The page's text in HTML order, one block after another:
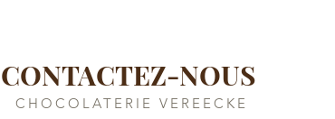
CONTACTEZ-NOUS
CHOCOLATERIE VEREECKE